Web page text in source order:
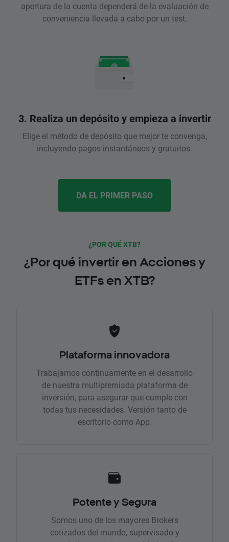
apertura de la cuenta dependerá de la evaluación de
conveniencia llevada a cabo por un test.
3. Realiza un depósito y empieza a invertir
Elige el método de depósito que mejor te convenga,
incluyendo pagos instantáneos y gratuitos.
DA EL PRIMER PASO
¿POR QUÉ XTB?
¿Por qué invertir en Acciones y
ETFs en XTB?
Plataforma innovadora
Trabajamos continuamente en el desarrollo
de nuestra multipremiada plataforma de
inversión, para asegurar que cumple con
todas tus necesidades. Versión tanto de
escritorio como App.
Potente y Segura
Somos uno de los mayores Brokers
cotizados del mundo, supervisado y